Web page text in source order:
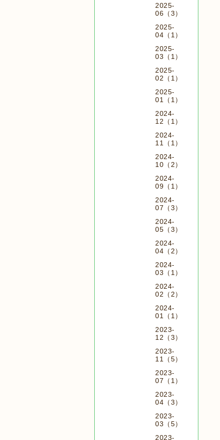
2025-
06（3）
2025-
04（1）
2025-
03（1）
2025-
02（1）
2025-
01（1）
2024-
12（1）
2024-
11（1）
2024-
10（2）
2024-
09（1）
2024-
07（3）
2024-
05（3）
2024-
04（2）
2024-
03（1）
2024-
02（2）
2024-
01（1）
2023-
12（3）
2023-
11（5）
2023-
07（1）
2023-
04（3）
2023-
03（5）
2023-